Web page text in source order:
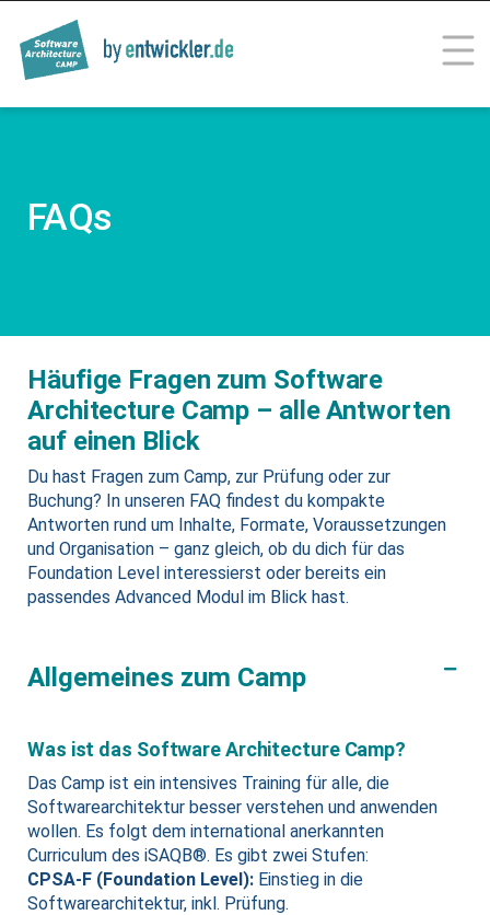
SOFTWARE ARCHITECTURE
FAQs
Häufige Fragen zum Software
Architecture Camp – alle Antworten
auf einen Blick
Du hast Fragen zum Camp, zur Prüfung oder zur
Buchung? In unseren FAQ findest du kompakte
Antworten rund um Inhalte, Formate, Voraussetzungen
und Organisation – ganz gleich, ob du dich für das
Foundation Level interessierst oder bereits ein
passendes Advanced Modul im Blick hast.
Allgemeines zum Camp
Was ist das Software Architecture Camp?
Das Camp ist ein intensives Training für alle, die
Softwarearchitektur besser verstehen und anwenden
wollen. Es folgt dem international anerkannten
Curriculum des iSAQB®. Es gibt zwei Stufen:
CPSA‑F (Foundation Level): Einstieg in die
Softwarearchitektur, inkl. Prüfung.